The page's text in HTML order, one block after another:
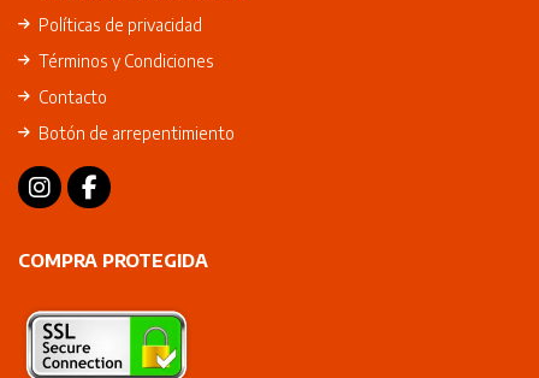
Políticas de privacidad
Términos y Condiciones
Contacto
Botón de arrepentimiento
COMPRA PROTEGIDA